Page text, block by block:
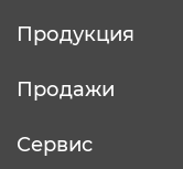
Продукция
Продажи
Сервис